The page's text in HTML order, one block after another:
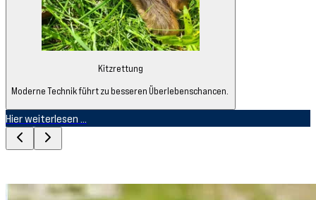
Kitzrettung
Moderne Technik führt zu besseren Überlebenschancen.
Hier weiterlesen ...